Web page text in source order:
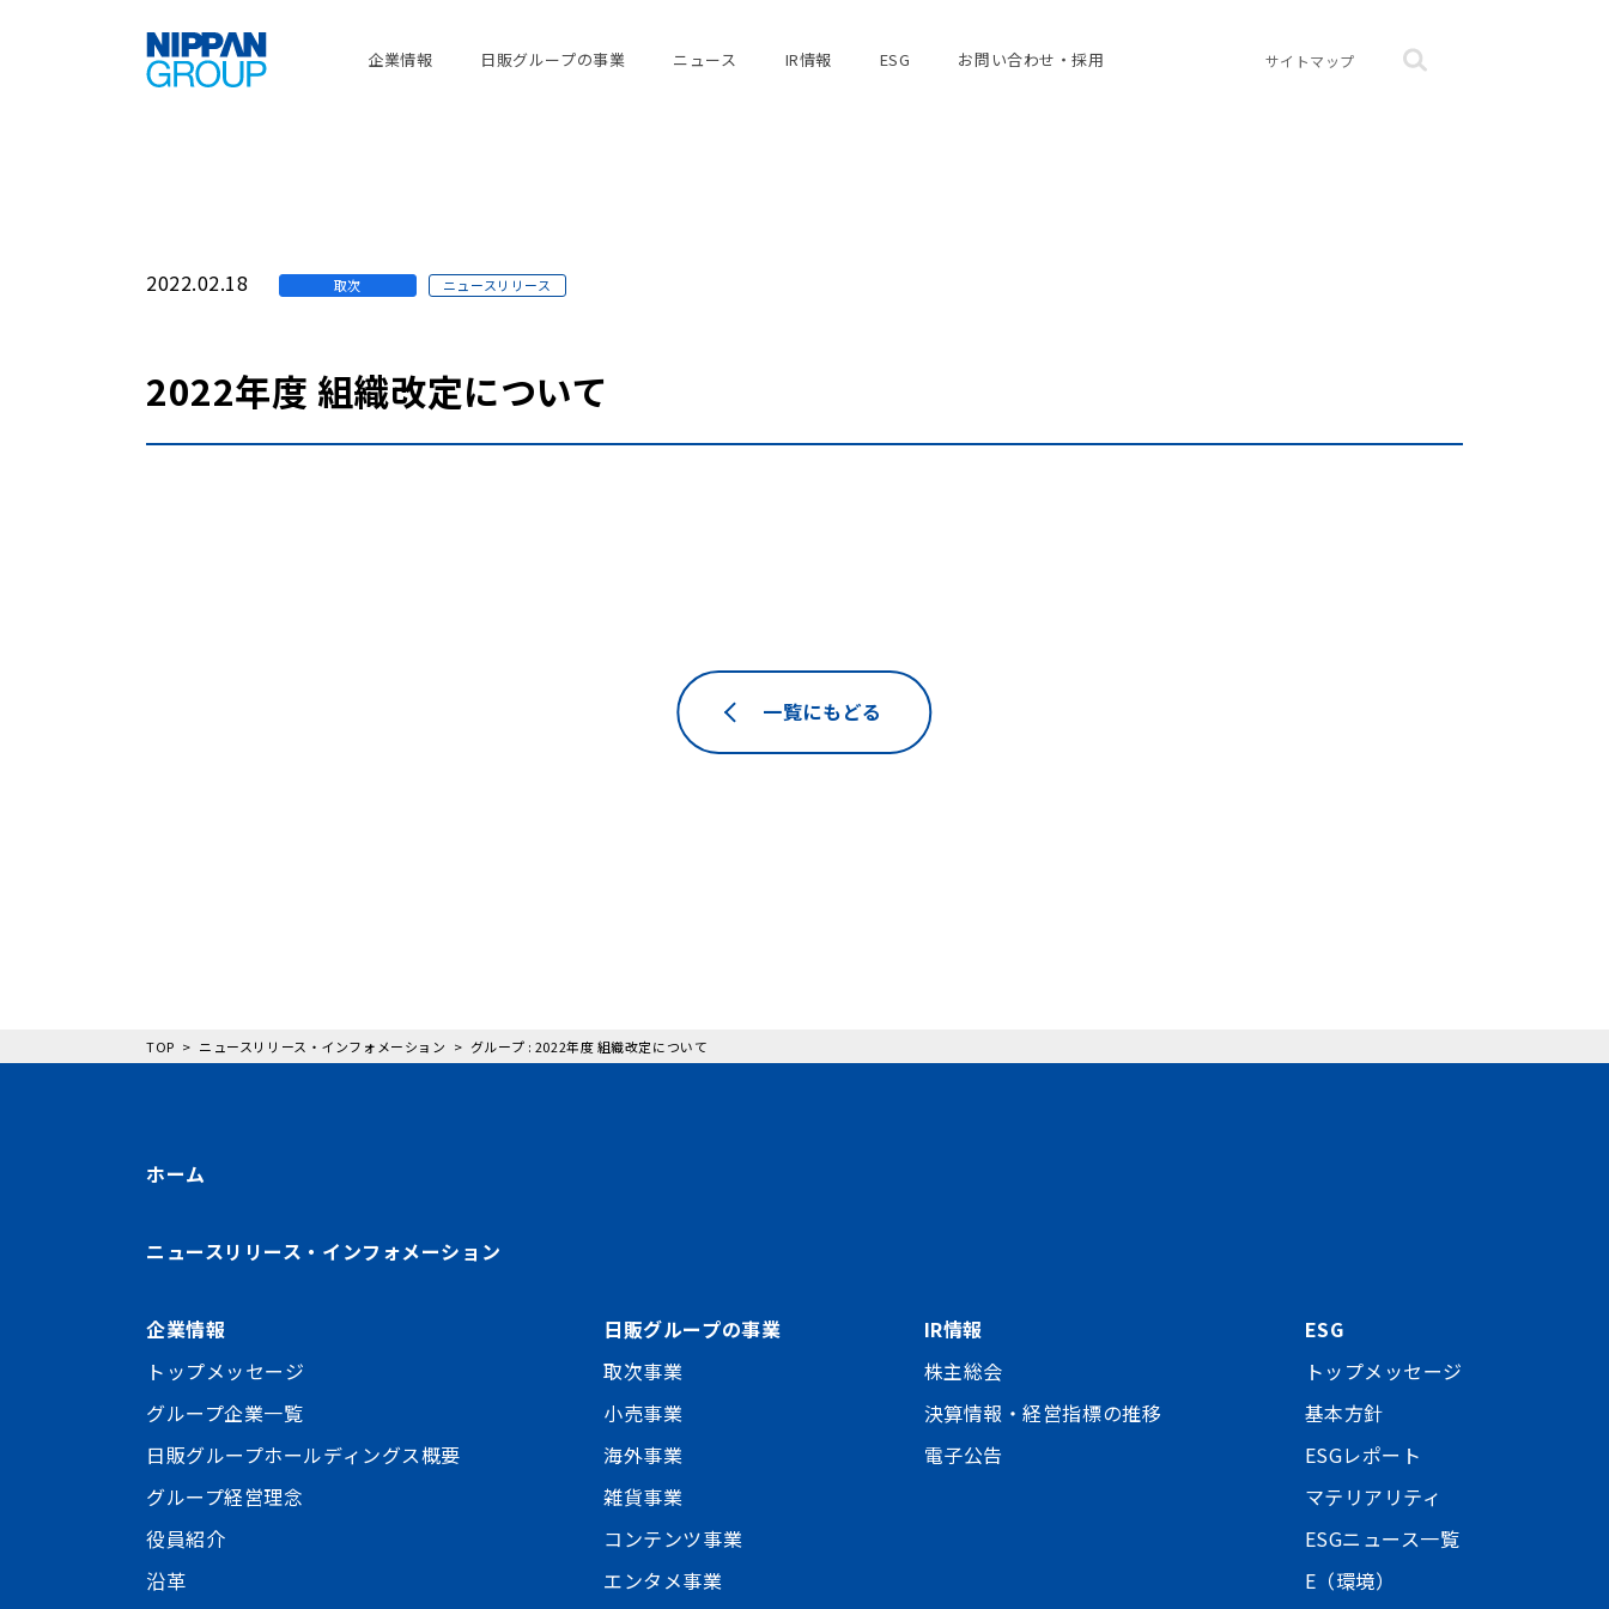
企業情報 日販グループの事業 ニュース IR情報 ESG お問い合わせ・採用 サイトマップ
2022.02.18 取次 ニュースリリース
2022年度 組織改定について
一覧にもどる
TOP ニュースリリース・インフォメーション グループ : 2022年度 組織改定について
ホーム
ニュースリリース・インフォメーション
企業情報
トップメッセージ
グループ企業一覧
日販グループホールディングス概要
グループ経営理念
役員紹介
沿革
日販グループの事業
取次事業
小売事業
海外事業
雑貨事業
コンテンツ事業
エンタメ事業
IR情報
株主総会
決算情報・経営指標の推移
電子公告
ESG
トップメッセージ
基本方針
ESGレポート
マテリアリティ
ESGニュース一覧
E（環境）